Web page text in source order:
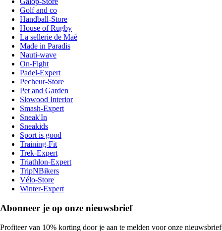
Golf and co
Handball-Store
House of Rugby
La sellerie de Maé
Made in Paradis
Nauti-wave
On-Fight
Padel-Expert
Pecheur-Store
Pet and Garden
Slowood Interior
Smash-Expert
Sneak'In
Sneakids
Sport is good
Training-Fit
Trek-Expert
Triathlon-Expert
TripNBikers
Vélo-Store
Winter-Expert
Abonneer je op onze nieuwsbrief
Profiteer van 10% korting door je aan te melden voor onze nieuwsbrief